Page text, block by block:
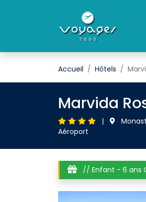
Accueil Hôtels
Marvida
|
Aéroport
// Enfant - 6 ans